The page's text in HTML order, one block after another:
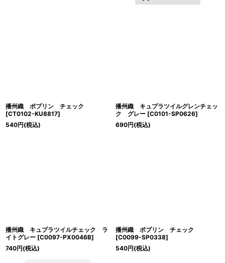
播州織 ポプリン チェック
[CT0102-KU8817]
540円(税込)
播州織 キュプラツイルグレンチェッ
ク グレー [C0101-SP0626]
690円(税込)
播州織 キュプラツイルチェック ラ
イトグレー [C0097-PX0046B]
740円(税込)
播州織 ポプリン チェック
[C0099-SP0338]
540円(税込)